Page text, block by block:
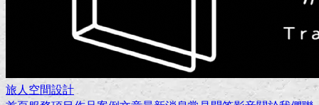
旅人空間設計